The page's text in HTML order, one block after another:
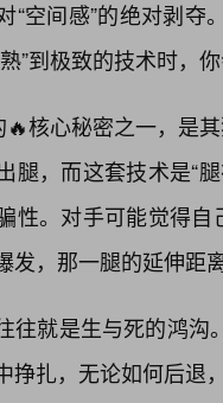
“空间感”的绝对剥
”到极致的技术时，
🔥核心秘密之一，是
腿，而这套技术是“
性。对手可能觉得
发，那一腿的延伸距
往就是生与死的鸿
挣扎，无论如何后退